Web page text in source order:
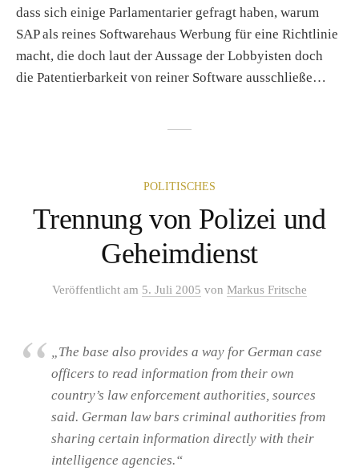
dass sich einige Parlamentarier gefragt haben, warum
SAP als reines Softwarehaus Werbung für eine Richtlinie
macht, die doch laut der Aussage der Lobbyisten doch
die Patentierbarkeit von reiner Software ausschließe…
POLITISCHES
Trennung von Polizei und
Geheimdienst
Veröffentlicht am 5. Juli 2005 von Markus Fritsche
„The base also provides a way for German case
officers to read information from their own
country’s law enforcement authorities, sources
said. German law bars criminal authorities from
sharing certain information directly with their
intelligence agencies.“